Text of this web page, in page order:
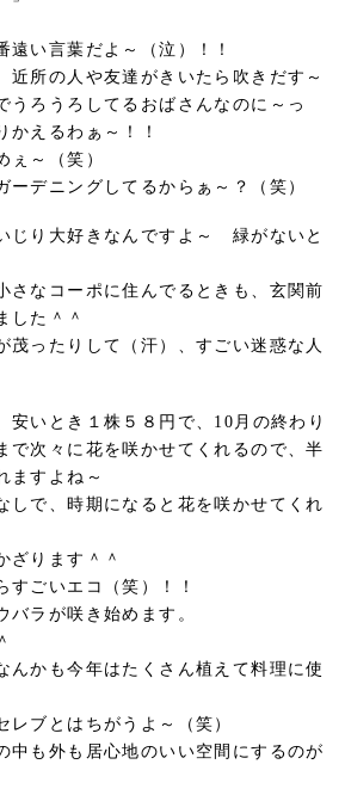
遠い言葉だよ～（泣）！！
所の人や友達がきいたら吹きだす～
うろうろしてるおばさんなのに～っ
かえるわぁ～！！
ぇ～（笑）
デニングしてるからぁ～？（笑）
じり大好きなんですよ～ 緑がないと
さなコーポに住んでるときも、玄関前
した＾＾
茂ったりして（汗）、すごい迷惑な人
安いとき１株５８円で、10月の終わり
で次々に花を咲かせてくれるので、半
ますよね～
しで、時期になると花を咲かせてくれ
ざります＾＾
すごいエコ（笑）！！
バラが咲き始めます。
んかも今年はたくさん植えて料理に使
ブとはちがうよ～（笑）
中も外も居心地のいい空間にするのが